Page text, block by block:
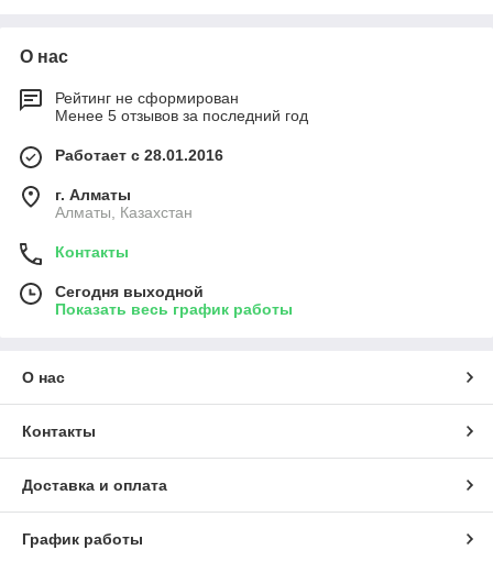
О нас
Рейтинг не сформирован
Менее 5 отзывов за последний год
Работает с 28.01.2016
г. Алматы
Алматы, Казахстан
Контакты
Сегодня выходной
Показать весь график работы
О нас
Контакты
Доставка и оплата
График работы